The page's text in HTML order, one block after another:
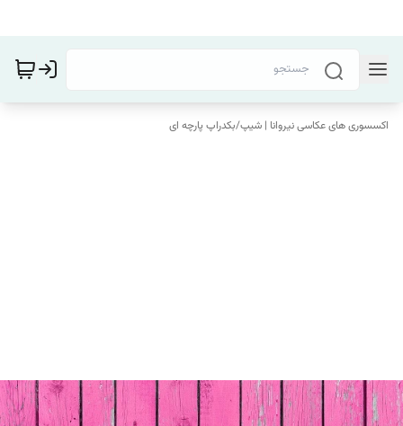
اکسسوری های عکاسی نیروانا | شیپ/بکدراپ پارچه ای